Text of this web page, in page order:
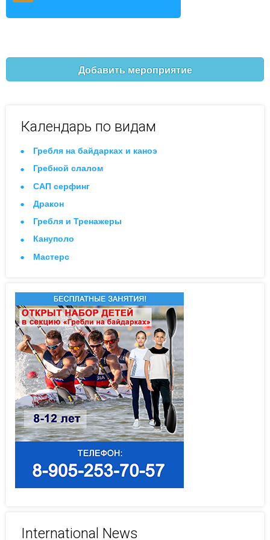
Добавить мероприятие
Календарь по видам
Гребля на байдарках и каноэ
Гребной слалом
САП серфинг
Дракон
Гребля и Тренажеры
Кануполо
Мастерс
International News